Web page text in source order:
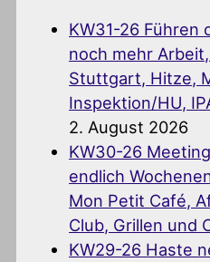
KW31-26 Führen
noch mehr
Stuttgart, Hitze,
Inspektion/HU,
2. August 2026
KW30-26
endlich
Mon Petit Café,
Club, Grillen und
KW29-26 Haste